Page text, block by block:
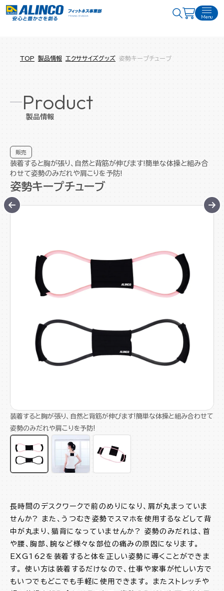
Menu
TOP 製品情報 エクササイズグッズ 姿勢キープチューブ
Product
製品情報
販売
装着すると胸が張り、自然と背筋が伸びます!簡単な体操と組み合
わせて姿勢のみだれや肩こりを予防!
姿勢キープチューブ
装着すると胸が張り、自然と背筋が伸びます!簡単な体操と組み合わせて
姿勢のみだれや肩こりを予防!
長時間のデスクワークで前のめりになり、肩が丸まっていま
せんか? また、うつむき姿勢でスマホを使用するなどして背
中が丸まり、猫背になっていませんか? 姿勢のみだれは、首
や腰、胸部、腕など様々な部位の痛みの原因になります。
EXG162を装着すると体を正しい姿勢に導くことができま
す。 使い方は装着するだけなので、仕事や家事が忙しい方で
もいつでもどこでも手軽に使用できます。 またストレッチや